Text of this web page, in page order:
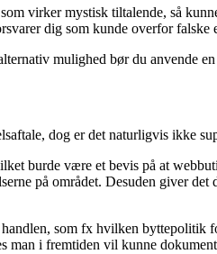
virker mystisk tiltalende, så
dig som kunde overfor falske
mulighed bør du anvende
dog er det naturligvis ikke
burde være et bevis på at
på området. Desuden giver det
som fx hvilken byttepolitik
man i fremtiden vil kunne